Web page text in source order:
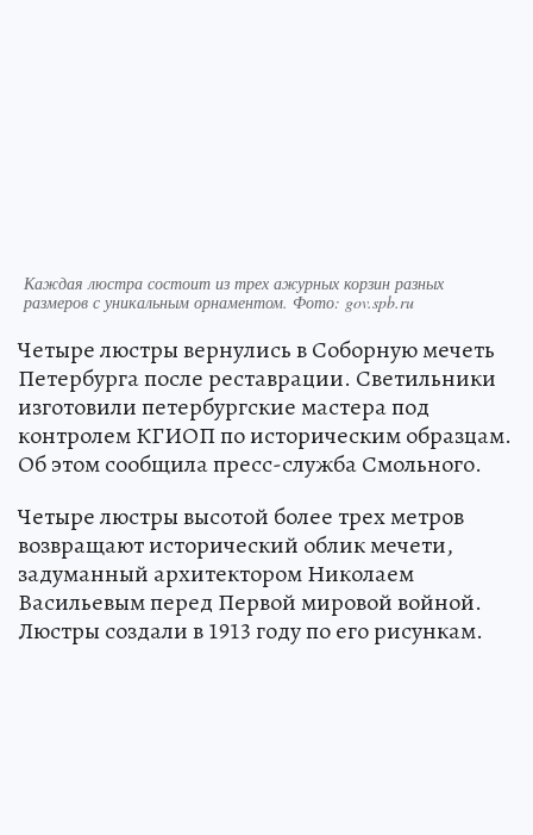
Каждая люстра состоит из трех ажурных корзин разных
размеров с уникальным орнаментом. Фото: gov.spb.ru
Четыре люстры вернулись в Соборную мечеть
Петербурга после реставрации. Светильники
изготовили петербургские мастера под
контролем КГИОП по историческим образцам.
Об этом сообщила пресс-служба Смольного.
Четыре люстры высотой более трех метров
возвращают исторический облик мечети,
задуманный архитектором Николаем
Васильевым перед Первой мировой войной.
Люстры создали в 1913 году по его рисункам.